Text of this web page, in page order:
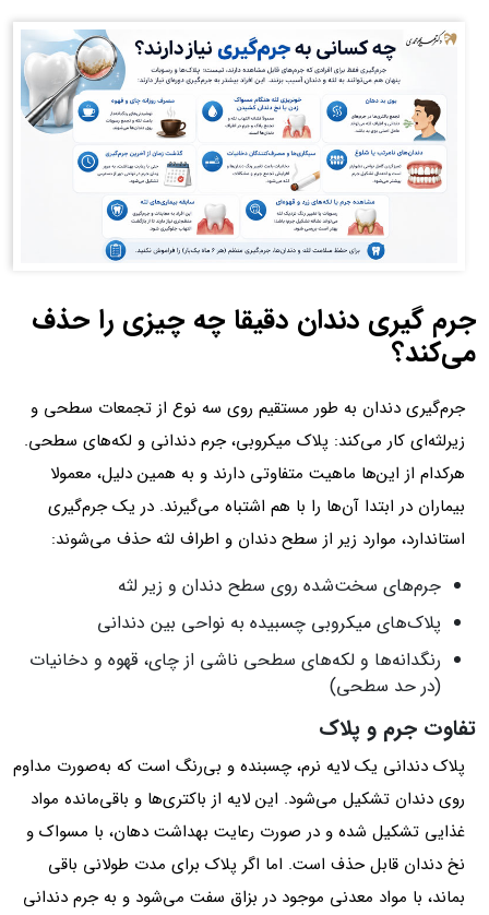
جرم گیری دندان دقیقا چه چیزی را حذف
می‌کند؟
جرم‌گیری دندان به طور مستقیم روی سه نوع از تجمعات سطحی و
زیرلثه‌ای کار می‌کند: پلاک میکروبی، جرم دندانی و لکه‌های سطحی.
هرکدام از این‌ها ماهیت متفاوتی دارند و به همین دلیل، معمولا
بیماران در ابتدا آن‌ها را با هم اشتباه می‌گیرند. در یک جرم‌گیری
استاندارد، موارد زیر از سطح دندان و اطراف لثه حذف می‌شوند:
جرم‌های سخت‌شده روی سطح دندان و زیر لثه
پلاک‌های میکروبی چسبیده به نواحی بین دندانی
رنگدانه‌ها و لکه‌های سطحی ناشی از چای، قهوه و دخانیات
(در حد سطحی)
تفاوت جرم و پلاک
پلاک دندانی یک لایه نرم، چسبنده و بی‌رنگ است که به‌صورت مداوم
روی دندان تشکیل می‌شود. این لایه از باکتری‌ها و باقی‌مانده مواد
غذایی تشکیل شده و در صورت رعایت بهداشت دهان، با مسواک و
نخ دندان قابل حذف است. اما اگر پلاک برای مدت طولانی باقی
بماند، با مواد معدنی موجود در بزاق سفت می‌شود و به جرم دندانی